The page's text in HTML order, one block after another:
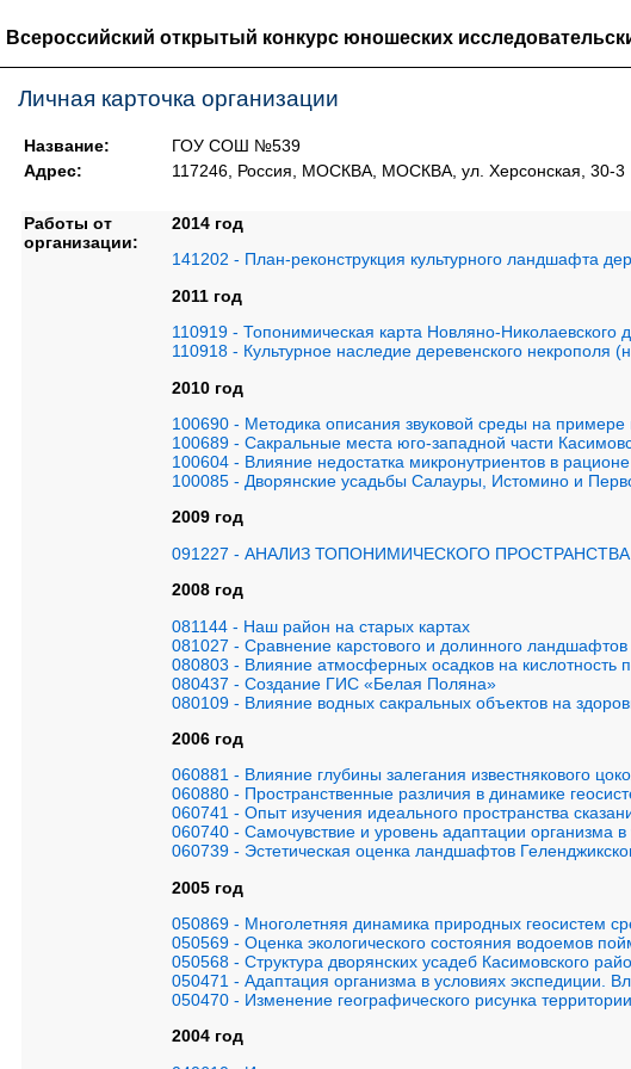
Всероссийский открытый конкурс юношеских
Личная карточка организации
Название:
ГОУ СОШ №539
Адрес:
117246, Россия, МОСКВА, МОСКВА, ул. Херсонская, 30-3
Работы от
организации:
2014 год
141202 - План-реконструкция культурного ландшафта
2011 год
110919 - Топонимическая карта Новляно-Николаевского
110918 - Культурное наследие деревенского некрополя
2010 год
100690 - Методика описания звуковой среды на
100689 - Сакральные места юго-западной части
100604 - Влияние недостатка микронутриентов в
100085 - Дворянские усадьбы Салауры, Истомино и
2009 год
091227 - АНАЛИЗ ТОПОНИМИЧЕСКОГО
2008 год
081144 - Наш район на старых картах
081027 - Сравнение карстового и долинного
080803 - Влияние атмосферных осадков на кислотность
080437 - Cоздание ГИС «Белая Поляна»
080109 - Влияние водных сакральных объектов на
2006 год
060881 - Влияние глубины залегания известнякового
060880 - Пространственные различия в динамике
060741 - Опыт изучения идеального пространства
060740 - Cамочувствие и уровень адаптации организма в
060739 - Эстетическая оценка ландшафтов
2005 год
050869 - Многолетняя динамика природных геосистем
050569 - Оценка экологического состояния водоемов
050568 - Структура дворянских усадеб Касимовского
050471 - Адаптация организма в условиях экспедиции.
050470 - Изменение географического рисунка
2004 год